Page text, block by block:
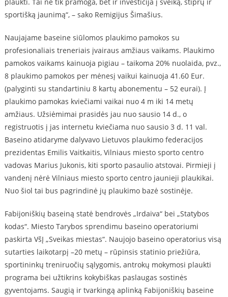
sportišką jaunimą“, – sako Remigijus Šimašius.
Naujajame baseine siūlomos plaukimo pamokos su
profesionaliais treneriais įvairaus amžiaus vaikams. Plaukimo
pamokos vaikams kainuoja pigiau – taikoma 20% nuolaida, pvz.,
8 plaukimo pamokos per mėnesį vaikui kainuoja 41.60 Eur.
(palyginti su standartiniu 8 kartų abonementu – 52 eurai). Į
plaukimo pamokas kviečiami vaikai nuo 4 m iki 14 metų
amžiaus. Užsiėmimai prasidės jau nuo sausio 14 d., o
registruotis į jas internetu kviečiama nuo sausio 3 d. 11 val.
Baseino atidaryme dalyvavo Lietuvos plaukimo federacijos
prezidentas Emilis Vaitkaitis, Vilniaus miesto sporto centro
vadovas Marius Jukonis, kiti sporto pasaulio atstovai. Pirmieji į
vandenį nėrė Vilniaus miesto sporto centro jaunieji plaukikai.
Nuo šiol tai bus pagrindinė jų plaukimo bazė sostinėje.
Fabijoniškių baseiną statė bendrovės „Irdaiva“ bei „Statybos
kodas“. Miesto Tarybos sprendimu baseino operatoriumi
paskirta VšĮ „Sveikas miestas“. Naujojo baseino operatorius visą
sutarties laikotarpį –20 metų – rūpinsis statinio priežiūra,
sportininkų treniruočių sąlygomis, antrokų mokymosi plaukti
programa bei užtikrins kokybiškas paslaugas sostinės
gyventojams. Saugią ir tvarkingą aplinką Fabijoniškių baseine